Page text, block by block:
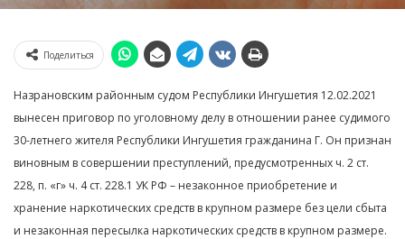
Поделиться
Назрановским районным судом Республики Ингушетия 12.02.2021
вынесен приговор по уголовному делу в отношении ранее судимого
30-летнего жителя Республики Ингушетия гражданина Г. Он признан
виновным в совершении преступлений, предусмотренных ч. 2 ст.
228, п. «г» ч. 4 ст. 228.1 УК РФ – незаконное приобретение и
хранение наркотических средств в крупном размере без цели сбыта
и незаконная пересылка наркотических средств в крупном размере.